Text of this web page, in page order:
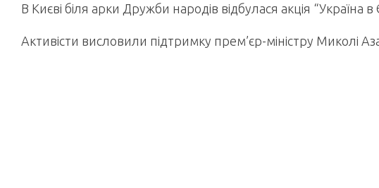
В Києві біля арки Дружби народів відбулася акція
Активісти висловили підтримку прем’єр-міністру Миколі